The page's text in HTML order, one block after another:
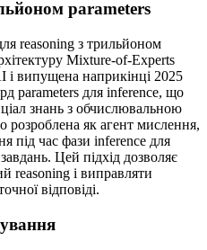
parameters
reasoning з трильйоном
Mixture-of-Experts
і випущена наприкінці 2025
parameters для inference, що
знань з обчислювальною
розроблена як агент мислення,
під час фази inference для
Цей підхід дозволяє
reasoning і виправляти
відповіді.